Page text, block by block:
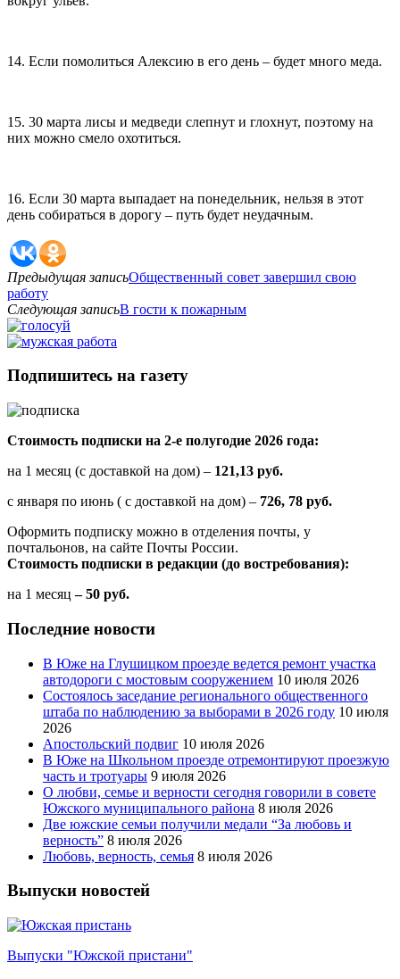
14. Если помолиться Алексию в его день – будет много меда.
15. 30 марта лисы и медведи слепнут и глохнут, поэтому на
них можно смело охотиться.
16. Если 30 марта выпадает на понедельник, нельзя в этот
день собираться в дорогу – путь будет неудачным.
Предыдущая записьОбщественный совет завершил свою
работу
Следующая записьВ гости к пожарным
Подпишитесь на газету
Стоимость подписки на 2-е полугодие 2026 года:
на 1 месяц (с доставкой на дом) – 121,13 руб.
с января по июнь ( с доставкой на дом) – 726, 78 руб.
Оформить подписку можно в отделения почты, у
почтальонов, на сайте Почты России.
Стоимость подписки в редакции (до востребования):
на 1 месяц – 50 руб.
Последние новости
В Юже на Глушицком проезде ведется ремонт участка
автодороги с мостовым сооружением 10 июля 2026
Состоялось заседание регионального общественного
штаба по наблюдению за выборами в 2026 году 10 июля
2026
Апостольский подвиг 10 июля 2026
В Юже на Школьном проезде отремонтируют проезжую
часть и тротуары 9 июля 2026
О любви, семье и верности сегодня говорили в совете
Южского муниципального района 8 июля 2026
Две южские семьи получили медали “За любовь и
верность” 8 июля 2026
Любовь, верность, семья 8 июля 2026
Выпуски новостей
Выпуски "Южской пристани"